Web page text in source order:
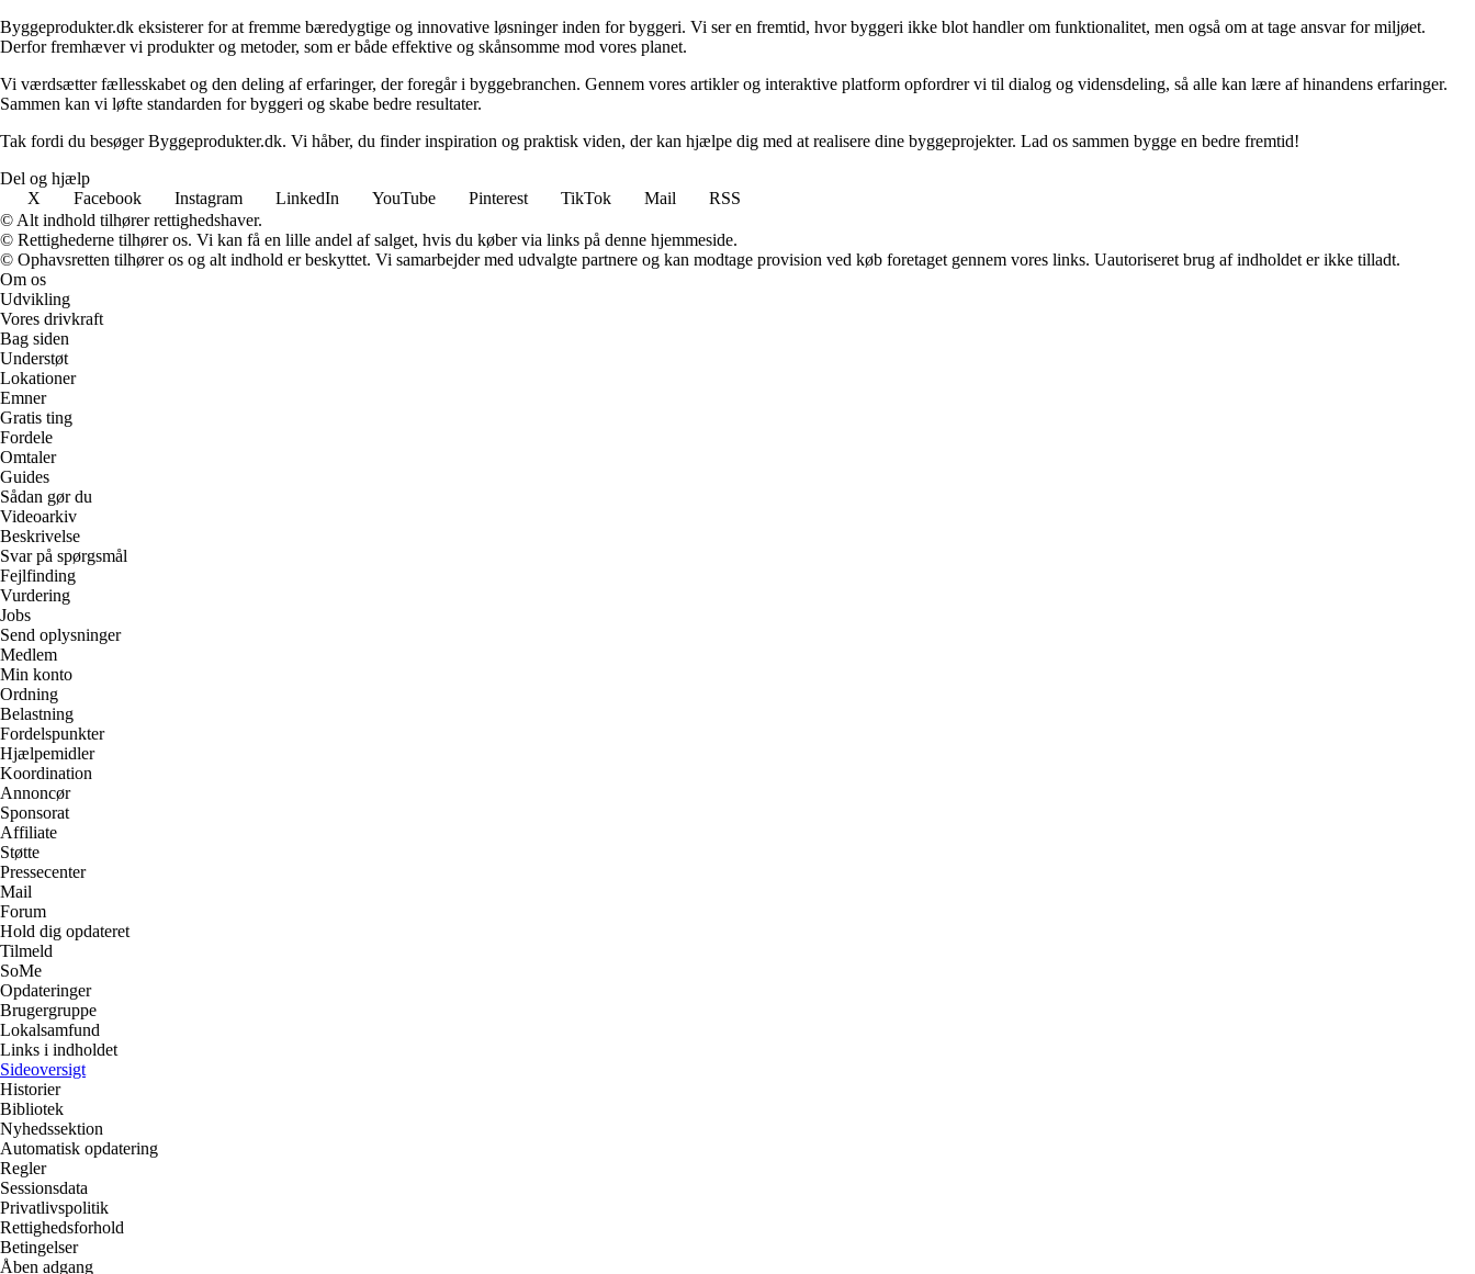
Byggeprodukter.dk eksisterer for at fremme bæredygtige og innovative løsninger inden for byggeri. Vi ser en fremtid, hvor byggeri ikke blot handler om funktionalitet, men også om at tage ansvar for miljøet.
Derfor fremhæver vi produkter og metoder, som er både effektive og skånsomme mod vores planet.
Vi værdsætter fællesskabet og den deling af erfaringer, der foregår i byggebranchen. Gennem vores artikler og interaktive platform opfordrer vi til dialog og vidensdeling, så alle kan lære af hinandens erfaringer.
Sammen kan vi løfte standarden for byggeri og skabe bedre resultater.
Tak fordi du besøger Byggeprodukter.dk. Vi håber, du finder inspiration og praktisk viden, der kan hjælpe dig med at realisere dine byggeprojekter. Lad os sammen bygge en bedre fremtid!
Del og hjælp
X
Facebook Instagram LinkedIn YouTube Pinterest TikTok Mail
RSS
© Alt indhold tilhører rettighedshaver.
© Rettighederne tilhører os. Vi kan få en lille andel af salget, hvis du køber via links på denne hjemmeside.
© Ophavsretten tilhører os og alt indhold er beskyttet. Vi samarbejder med udvalgte partnere og kan modtage provision ved køb foretaget gennem vores links. Uautoriseret brug af indholdet er ikke tilladt.
Om os
Udvikling
Vores drivkraft
Bag siden
Understøt
Lokationer
Emner
Gratis ting
Fordele
Omtaler
Guides
Sådan gør du
Videoarkiv
Beskrivelse
Svar på spørgsmål
Fejlfinding
Vurdering
Jobs
Send oplysninger
Medlem
Min konto
Ordning
Belastning
Fordelspunkter
Hjælpemidler
Koordination
Annoncør
Sponsorat
Affiliate
Støtte
Pressecenter
Mail
Forum
Hold dig opdateret
Tilmeld
SoMe
Opdateringer
Brugergruppe
Lokalsamfund
Links i indholdet
Sideoversigt
Historier
Bibliotek
Nyhedssektion
Automatisk opdatering
Regler
Sessionsdata
Privatlivspolitik
Rettighedsforhold
Betingelser
Åben adgang